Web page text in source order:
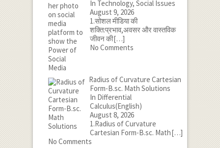
In Technology, Social Issues
August 9, 2026
1.सोशल मीडिया की
शक्ति:प्रभाव,अवसर और वास्तविक
जीवन की[…]
No Comments
Radius of Curvature Cartesian
Form-B.sc. Math Solutions
In Differential
Calculus(English)
August 8, 2026
1.Radius of Curvature
Cartesian Form-B.sc. Math[…]
No Comments